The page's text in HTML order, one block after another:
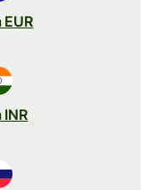
EUR
INR